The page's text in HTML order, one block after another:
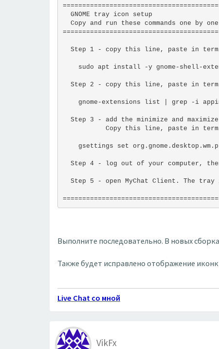
GNOME tray icon setup
Copy and run these commands one by
Step 1 - copy this line, paste in
sudo apt install -y gnome-shell-
Step 2 - copy this line, paste in
gnome-extensions list | grep -i
Step 3 - add the minimize and maximize
Copy this line, paste in
gsettings set
Step 4 - log out of your computer,
Step 5 - open MyChat Client. The tray
Выполните последовательно. В новых
Также будет исправлено отображение
Live Chat со мной
VikFx